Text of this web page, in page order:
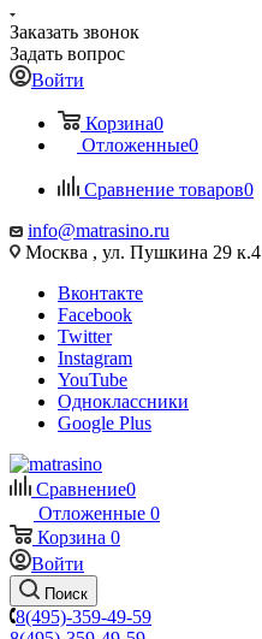
Заказать звонок
Задать вопрос
Войти
Корзина0
Отложенные0
Сравнение товаров0
info@matrasino.ru
Москва , ул. Пушкина 29 к.4
Вконтакте
Facebook
Twitter
Instagram
YouTube
Одноклассники
Google Plus
Сравнение0
Отложенные 0
Корзина 0
Войти
Поиск
8(495)-359-49-59